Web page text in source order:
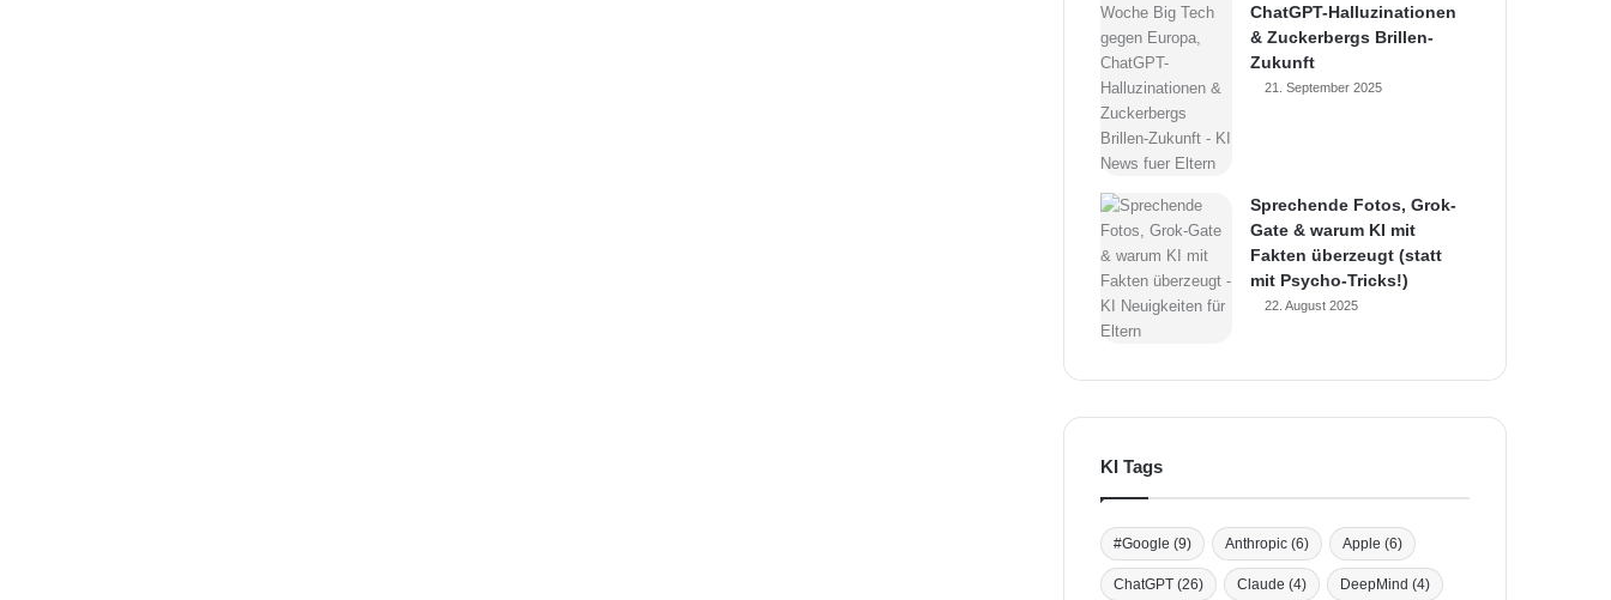
ChatGPT-Halluzinationen
& Zuckerbergs Brillen-
Zukunft
21. September 2025
Sprechende Fotos, Grok-
Gate & warum KI mit
Fakten überzeugt (statt
mit Psycho-Tricks!)
22. August 2025
KI Tags
#Google (9) Anthropic (6) Apple (6)
ChatGPT (26) Claude (4) DeepMind (4)